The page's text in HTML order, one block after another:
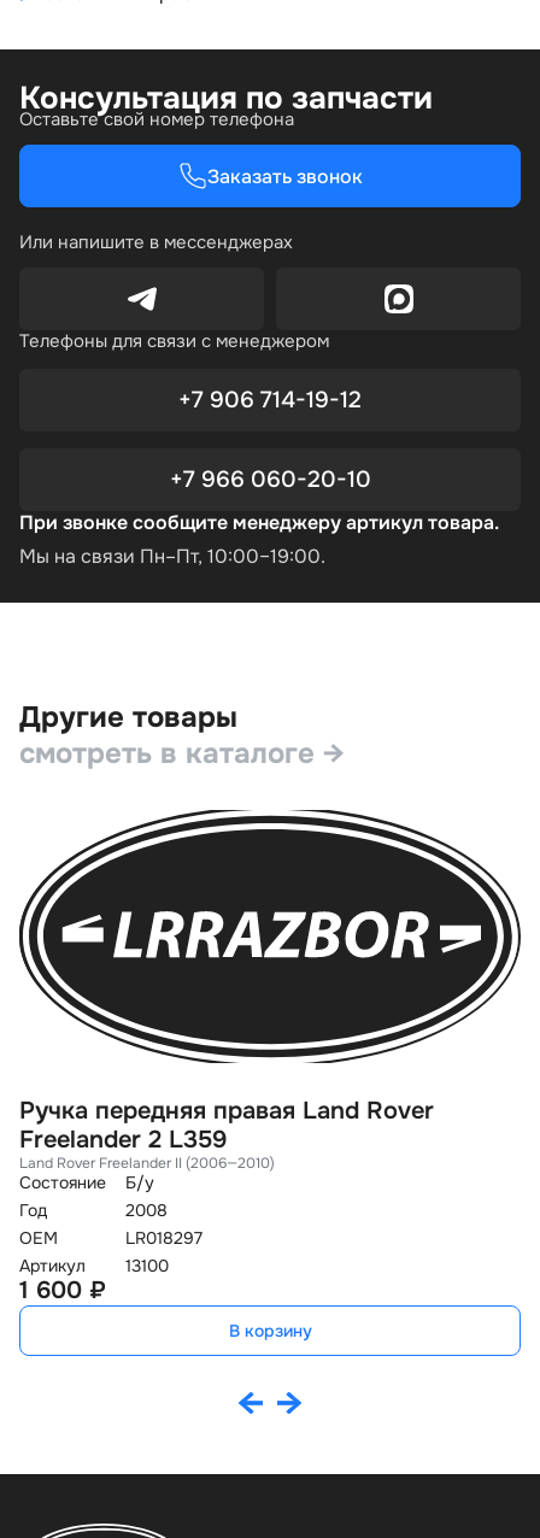
Консультация по запчасти
Оставьте свой номер телефона
Заказать звонок
Или напишите в мессенджерах
Телефоны для связи с менеджером
+7 906 714-19-12
+7 966 060-20-10
При звонке сообщите менеджеру артикул товара.
Мы на связи Пн–Пт, 10:00–19:00.
Другие товары
смотреть в каталоге →
Ручка передняя правая Land Rover
Freelander 2 L359
Land Rover Freelander II (2006—2010)
Состояние
Б/у
Год
2008
OEM
LR018297
Артикул
13100
1 600 ₽
В корзину